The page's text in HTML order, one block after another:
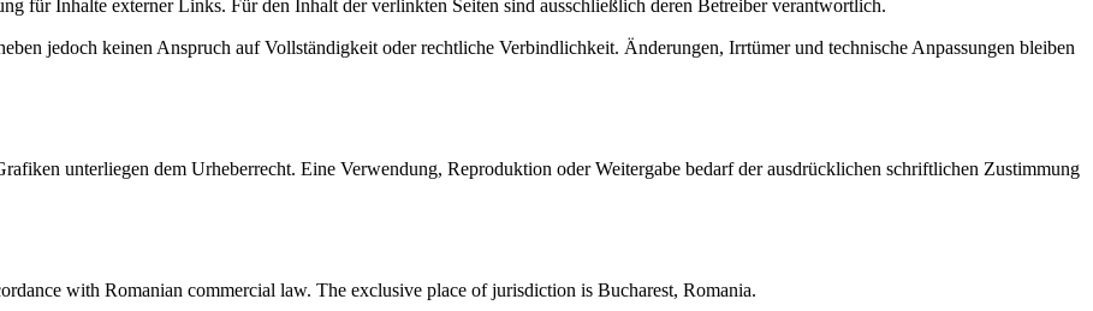
für Inhalte externer Links. Für den Inhalt der verlinkten Seiten sind ausschließlich deren Betreiber verantwortlich.
jedoch keinen Anspruch auf Vollständigkeit oder rechtliche Verbindlichkeit. Änderungen, Irrtümer und technische Anpassungen bleiben
unterliegen dem Urheberrecht. Eine Verwendung, Reproduktion oder Weitergabe bedarf der ausdrücklichen schriftlichen Zustimmung
with Romanian commercial law. The exclusive place of jurisdiction is Bucharest, Romania.